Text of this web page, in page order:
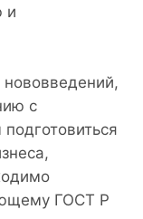
и
с
ГОСТ Р